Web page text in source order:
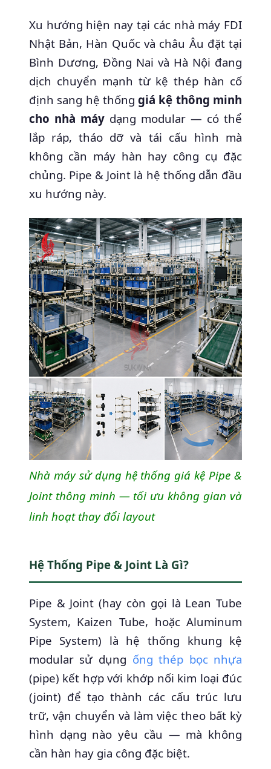
Xu hướng hiện nay tại các nhà máy FDI
Nhật Bản, Hàn Quốc và châu Âu đặt tại
Bình Dương, Đồng Nai và Hà Nội đang
dịch chuyển mạnh từ kệ thép hàn cố
định sang hệ thốnggiá kệ thông minh
cho nhà máydạng modular — có thể
lắp ráp, tháo dỡ và tái cấu hình mà
không cần máy hàn hay công cụ đặc
chủng. Pipe & Joint là hệ thống dẫn đầu
xu hướng này.
Nhà máy sử dụng hệ thống giá kệ Pipe &
Joint thông minh — tối ưu không gian và
linh hoạt thay đổi layout
Hệ Thống Pipe & Joint Là Gì?
Pipe & Joint (hay còn gọi là Lean Tube
System, Kaizen Tube, hoặc Aluminum
Pipe System) là hệ thống khung kệ
modular sử dụng ống thép bọc nhựa
(pipe) kết hợp với khớp nối kim loại đúc
(joint) để tạo thành các cấu trúc lưu
trữ, vận chuyển và làm việc theo bất kỳ
hình dạng nào yêu cầu — mà không
cần hàn hay gia công đặc biệt.